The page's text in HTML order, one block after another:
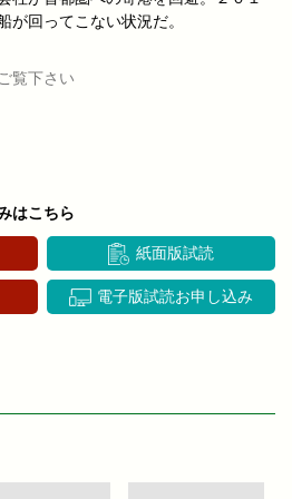
が回ってこない状況だ。
覧下さい
はこちら
紙面版試読
電子版試読お申し込み